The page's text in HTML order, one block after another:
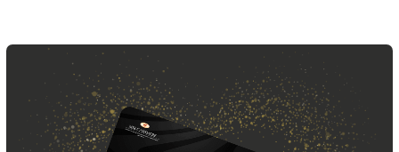
Что может быть лучше подарка,
сделанного с любовью, теплом
и рассчитанного на долгие годы?
КУПИТЬ КАРТУ